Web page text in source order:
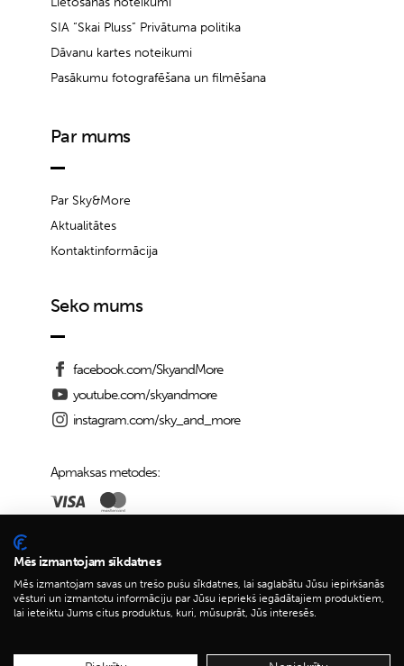
SIA “Skai Pluss” Privātuma politika
Dāvanu kartes noteikumi
Pasākumu fotografēšana un filmēšana
Par mums
Par Sky&More
Aktualitātes
Kontaktinformācija
Seko mums
facebook.com/SkyandMore
youtube.com/skyandmore
instagram.com/sky_and_more
Apmaksas metodes:
Piegādes iespējas:
Mēs izmantojam sīkdatnes
Mēs izmantojam savas un trešo pušu sīkdatnes, lai saglabātu Jūsu iepirkšanās
vēsturi un izmantotu informāciju par Jūsu iepriekš iegādātajiem produktiem,
lai ieteiktu Jums citus produktus, kuri, mūsuprāt, Jūs interesēs.